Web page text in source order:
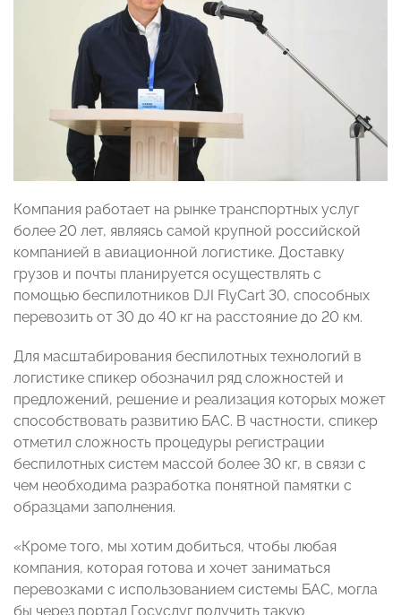
Компания работает на рынке транспортных услуг
более 20 лет, являясь самой крупной российской
компанией в авиационной логистике. Доставку
грузов и почты планируется осуществлять с
помощью беспилотников DJI FlyCart 30, способных
перевозить от 30 до 40 кг на расстояние до 20 км.
Для масштабирования беспилотных технологий в
логистике спикер обозначил ряд сложностей и
предложений, решение и реализация которых может
способствовать развитию БАС. В частности, спикер
отметил сложность процедуры регистрации
беспилотных систем массой более 30 кг, в связи с
чем необходима разработка понятной памятки с
образцами заполнения.
«Кроме того, мы хотим добиться, чтобы любая
компания, которая готова и хочет заниматься
перевозками с использованием системы БАС, могла
бы через портал Госуслуг получить такую